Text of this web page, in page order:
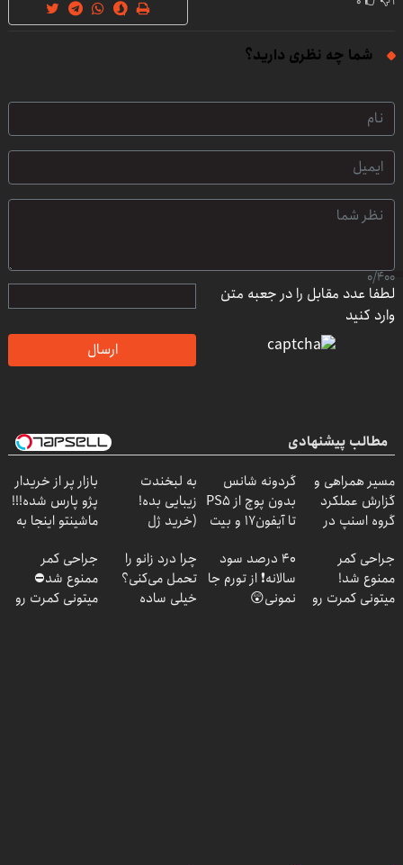
شما چه نظری دارید؟
0/400
لطفا عدد مقابل را در جعبه متن
وارد کنید
ارسال
مطالب پیشنهادی
مسیر همراهی و
گزارش عملکرد
گروه اسنپ در
گردونه شانس
بدون پوچ از PS5
تا آیفون17 و بیت
به لبخندت
زیبایی بده!
(خرید ژل
دندان
با40%تخفیف)
بازار پر از خریدار
پژو پارس شده!!!
ماشینتو اینجا به
جراحی کمر
ممنوع شد!
میتونی کمرت رو
40 درصد سود
سالانه❗ از تورم جا
نمونی😲
چرا درد زانو را
تحمل می‌کنی؟
خیلی ساده
جراحی کمر
ممنوع شد⛔
میتونی کمرت رو